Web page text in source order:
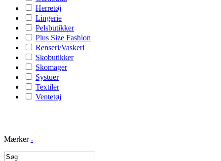
Herretøj
Lingerie
Pelsbutikker
Plus Size Fashion
Renseri/Vaskeri
Skobutikker
Skomager
Systuer
Textiler
Ventetøj
Mærker -